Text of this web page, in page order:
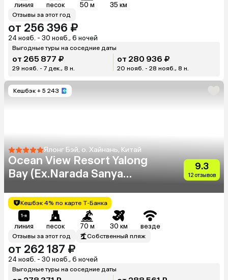
линия песок 50 м 35 км
Отзывы за этот год
от 256 396 ₽
24 нояб. - 30 нояб., 6 ночей
Выгодные туры на соседние даты
от 265 877 ₽
29 нояб. - 7 дек., 8 н.
от 280 936 ₽
20 нояб. - 28 нояб., 8 н.
Кешбэк + 5 243
Ялонг Бэй, о. Хайнань, Китай
Ocean View Resort Yalong
Bay (Ex.Narada Sanya
9.3
12 отзывов
Кешбэк 4% по карте Т-Банка
линия песок 70 м 30 км везде
Отзывы за этот год Собственный пляж
от 262 187 ₽
24 нояб. - 30 нояб., 6 ночей
Выгодные туры на соседние даты